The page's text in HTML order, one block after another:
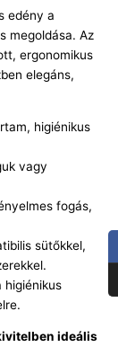
edény a
megoldása. Az
ergonomikus
elegáns,
higiénikus
vagy
fogás,
sütőkkel,
higiénikus
ideális